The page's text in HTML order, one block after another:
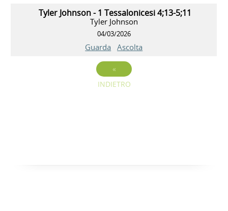
Tyler Johnson - 1 Tessalonicesi 4;13-5;11
Tyler Johnson
04/03/2026
Guarda Ascolta
«
INDIETRO